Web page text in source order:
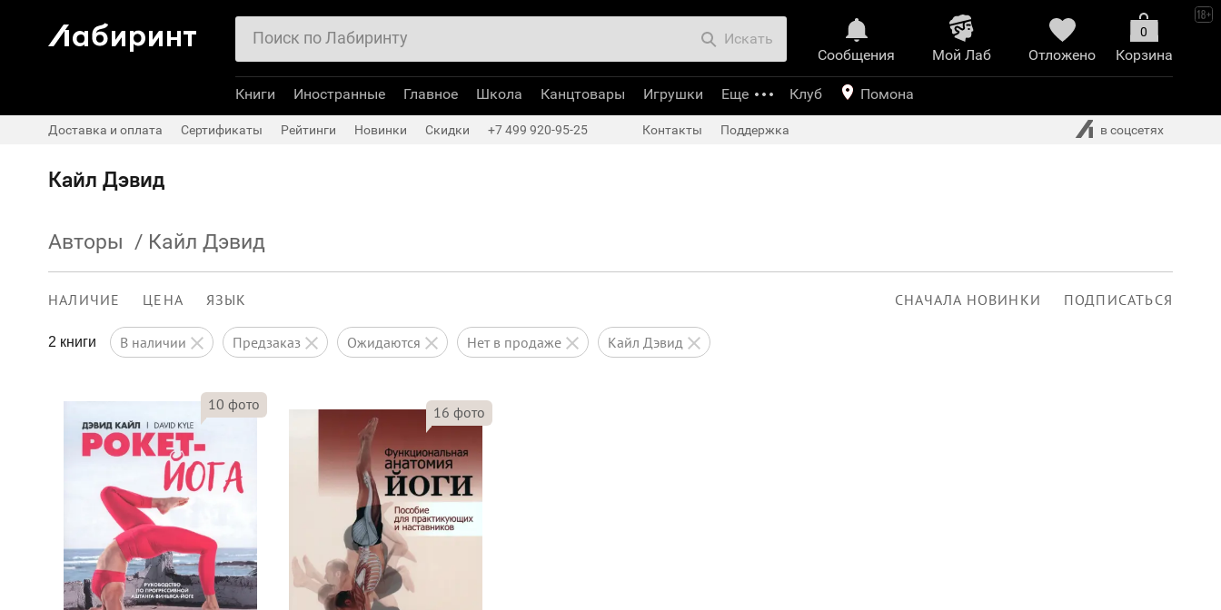
Кайл Дэвид
Авторы / Кайл Дэвид
НАЛИЧИЕ ЦЕНА ЯЗЫК СНАЧАЛА НОВИНКИ ПОДПИСАТЬСЯ
2 книги в наличии предзаказ ожидаются нет в продаже Кайл Дэвид
10 фото 16 фото
Сообщения
Mой Лаб​
иринт
Отложено
0
Корзина
Искать
Книги Иностранные Главное Школа Канцтовары Игрушки Еще Клуб Помона
Доставка и оплата Сертификаты Рейтинги Новинки Скидки +7 499 920-95-25 Контакты Поддержка в соцсетях